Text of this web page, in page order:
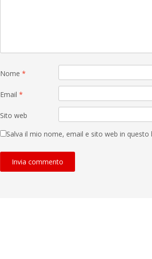
Nome *
Email *
Sito web
Salva il mio nome, email e sito web in